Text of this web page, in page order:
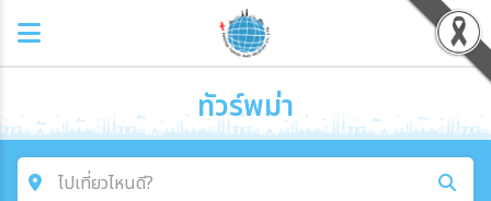
ทัวร์พม่า
ไปเที่ยวไหนดี?